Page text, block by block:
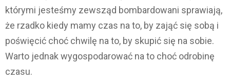
którymi jesteśmy zewsząd bombardowani sprawiają,
że rzadko kiedy mamy czas na to, by zająć się sobą i
poświęcić choć chwilę na to, by skupić się na sobie.
Warto jednak wygospodarować na to choć odrobinę
czasu.